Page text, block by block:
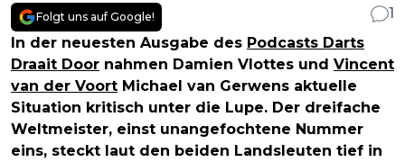
Folgt uns auf Google!
1
In der neuesten Ausgabe des Podcasts Darts
Draait Door nahmen Damien Vlottes und Vincent
van der Voort Michael van Gerwens aktuelle
Situation kritisch unter die Lupe. Der dreifache
Weltmeister, einst unangefochtene Nummer
eins, steckt laut den beiden Landsleuten tief in